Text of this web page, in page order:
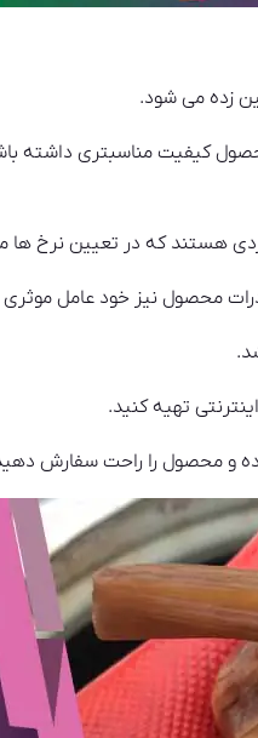
زده می شود.
کیفیت مناسبتری داشته
هستند که در تعیین نرخ ها
محصول نیز خود عامل
تهیه کنید.
و محصول را راحت سفارش